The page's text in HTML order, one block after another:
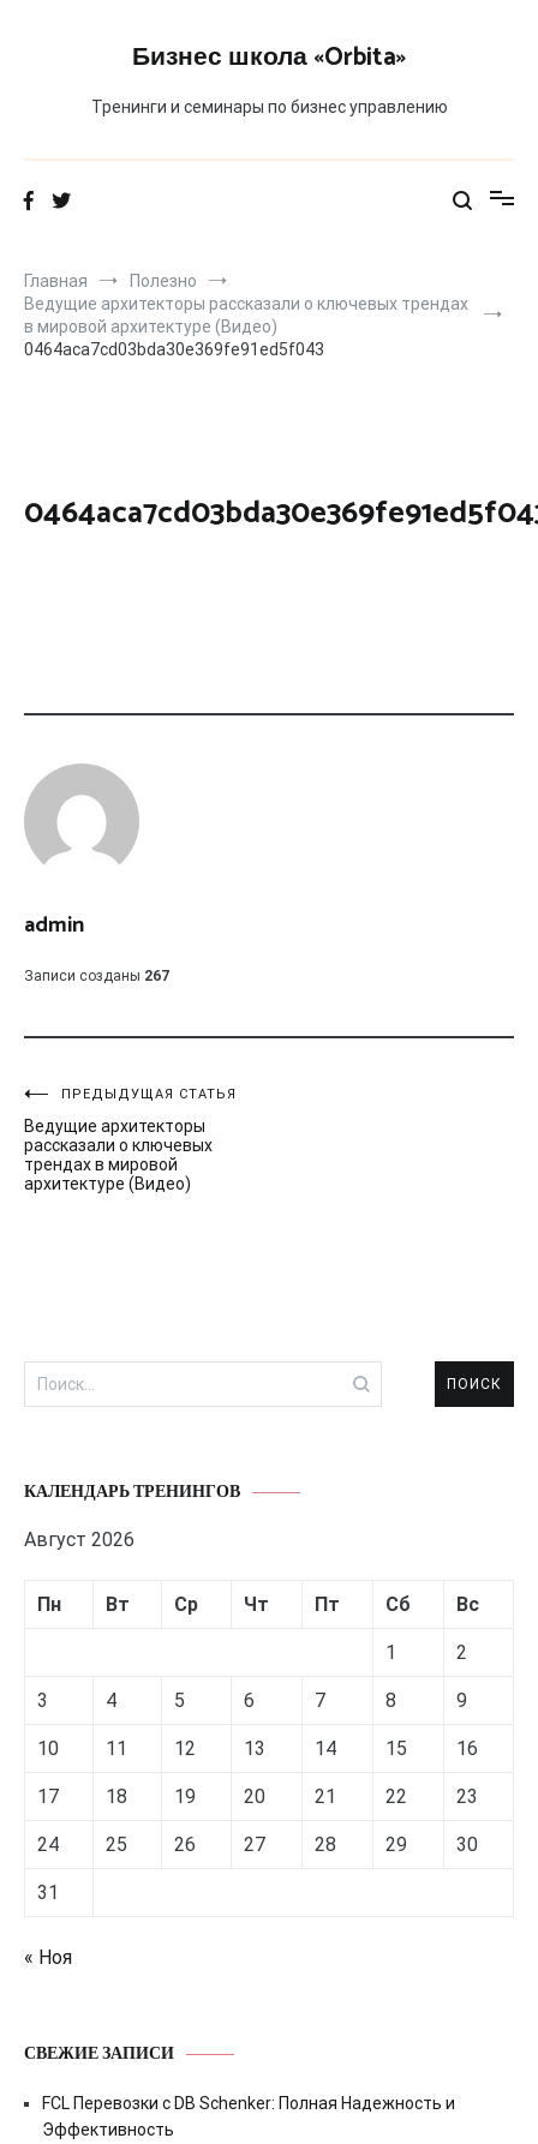
Бизнес школа «Orbita»
Тренинги и семинары по бизнес управлению
Главная
Полезно
Ведущие архитекторы рассказали о ключевых трендах
в мировой архитектуре (Видео)
0464aca7cd03bda30e369fe91ed5f043
admin
Записи созданы 267
Навигация
по
записям
ПРЕДЫДУЩАЯ СТАТЬЯ
Ведущие архитекторы
рассказали о ключевых
трендах в мировой
архитектуре (Видео)
Найти:
КАЛЕНДАРЬ ТРЕНИНГОВ
Август 2026
Пн Вт Ср Чт Пт Сб Вс
1 2
3 4 5 6 7 8 9
10 11 12 13 14 15 16
17 18 19 20 21 22 23
24 25 26 27 28 29 30
31
« Ноя
СВЕЖИЕ ЗАПИСИ
FCL Перевозки с DB Schenker: Полная Надежность и
Эффективность